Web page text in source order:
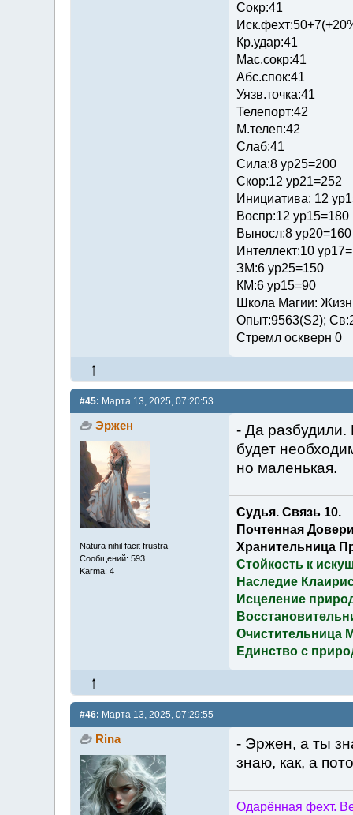
Сокр:41
Кр.удар:41
Мас.сокр:41
Абс.спок:41
Уязв.точка:41
Телепорт:42
М.телеп:42
Слаб:41
Сила:8 ур25=200
Скор:12 ур21=252
Инициатива: 12
Воспр:12 ур15=180
Выносл:8 ур20=160
Интеллект:10
ЗМ:6 ур25=150
КМ:6 ур15=90
Школа Магии:
Опыт:9563(S2);
Стремл оскверн 0
#45: Марта 13, 2025, 07:20:53
Эржен
Natura nihil facit frustra
Сообщений: 593
Karma: 4
- Да
будет
но маленькая.
Судья. Связь 10.
Почтенная
Хранительница
Стойкость к
Наследие
Исцеление
Очистительница
Единство с
#46: Марта 13, 2025, 07:29:55
Rina
- Эржен, а ты
знаю, как, а
Одарённая фехт.